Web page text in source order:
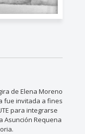
de Elena Moreno
fue invitada a fines
para integrarse
Asunción Requena